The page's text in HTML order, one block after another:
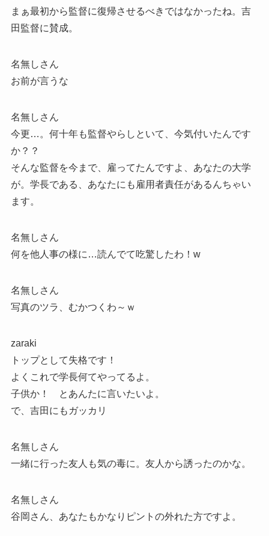
まぁ最初から監督に復帰させるべきではなかったね。吉
田監督に賛成。
名無しさん
お前が言うな
名無しさん
今更…。何十年も監督やらしといて、今気付いたんです
か？？
そんな監督を今まで、雇ってたんですよ、あなたの大学
が。学長である、あなたにも雇用者責任があるんちゃい
ます。
名無しさん
何を他人事の様に…読んでて吃驚したわ！w
名無しさん
写真のツラ、むかつくわ～ｗ
zaraki
トップとして失格です！
よくこれで学長何てやってるよ。
子供か！ とあんたに言いたいよ。
で、吉田にもガッカリ
名無しさん
一緒に行った友人も気の毒に。友人から誘ったのかな。
名無しさん
谷岡さん、あなたもかなりピントの外れた方ですよ。